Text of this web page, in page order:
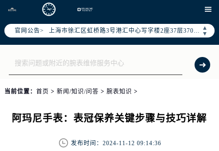

官网公告>
▲
▼
上海市徐汇区虹桥路3号港汇中心写字楼2座37层3705室（需提前预约）
上海市黄浦区南京东路299号宏伊国际广场写字楼8层806室（需提前预约）
南京市秦淮区中山南路1号（新街口）南京中心写字楼22层C1-1室（需提前预约）
常州市新北区龙锦路1590号现代传媒中心写字楼5号楼10层1008室（需提前预约）
盐城市盐都区世纪大道5号盐城金融城写字楼1号楼16层1604室（需提前预约）
当前位置： 首页 > 新闻/知识/问答 > 腕表知识 >
阿玛尼手表：表冠保养关键步骤与技巧详解
发布时间：2024-11-12 09:14:36